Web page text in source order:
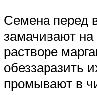
Семена перед
замачивают
растворе
обеззаразить
промывают в